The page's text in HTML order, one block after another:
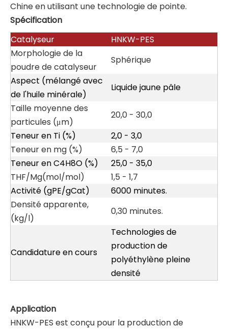
Chine en utilisant une technologie de pointe.
Spécification
Catalyseur
HNKW-PES
Morphologie de la
poudre de catalyseur
Sphérique
Aspect (mélangé avec
de l'huile minérale)
Liquide jaune pâle
Taille moyenne des
particules (μm)
20,0 - 30,0
Teneur en Ti (%)
2,0 - 3,0
Teneur en mg (%)
6,5 - 7,0
Teneur en C4H8O (%)
25,0 - 35,0
THF/Mg(mol/mol)
1,5 - 1,7
Activité (gPE/gCat)
6000 minutes.
Densité apparente,
(kg/l)
0,30 minutes.
Candidature en cours
Technologies de
production de
polyéthylène pleine
densité
Application
HNKW-PES est conçu pour la production de